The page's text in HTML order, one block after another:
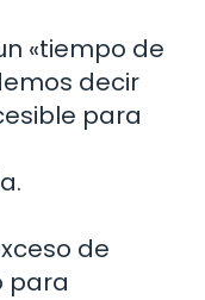
«tiempo de
decir
para
de
para